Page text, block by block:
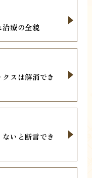
療の全貌
スは解消でき
いと断言でき